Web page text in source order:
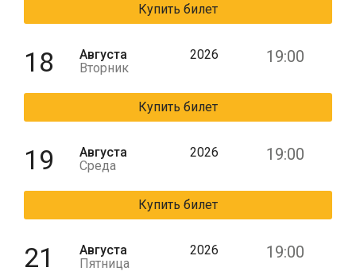
Купить билет
18
Августа
Вторник
2026 19:00
Купить билет
19
Августа
Среда
2026 19:00
Купить билет
21
Августа
Пятница
2026 19:00